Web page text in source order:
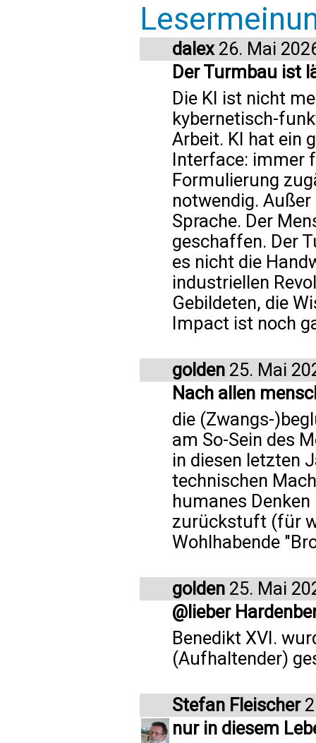
dalex26. Mai
Der Turmbau ist
Die KI ist nicht
kybernetisch-
Arbeit. KI hat ein
Interface: immer
Formulierung
notwendig. Außer
Sprache. Der
geschaffen. Der
es nicht die
industriellen
Gebildeten, die
Impact ist noch
golden 25. Mai
Nach allen
die (Zwangs-
am So-Sein des
in diesen letzten
technischen
humanes
zurückstuft (für
Wohlhabende
golden 25. Mai
@lieber
Benedikt XVI.
(Aufhaltender)
Stefan Fleischer
nur in diesem